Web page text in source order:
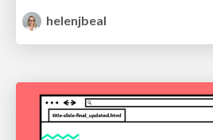
helenjbeal